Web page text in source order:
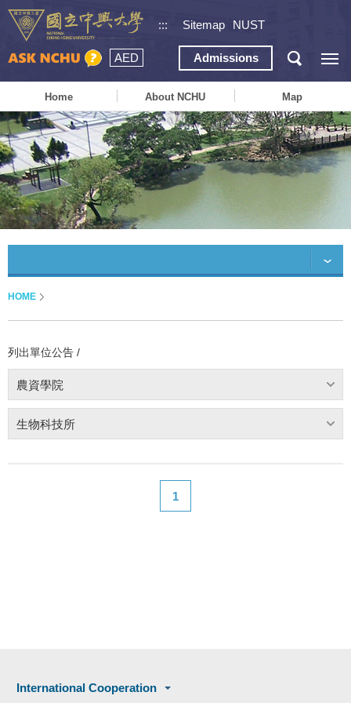
::: Sitemap NUST
AED Admissions
Home About NCHU Map
HOME
列出單位公告 /
農資學院
生物科技所
1
International Cooperation